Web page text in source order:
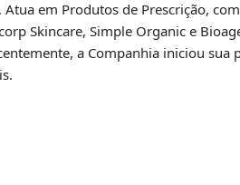
Atua em Produtos de Prescrição,
Skincare, Simple Organic e
a Companhia iniciou